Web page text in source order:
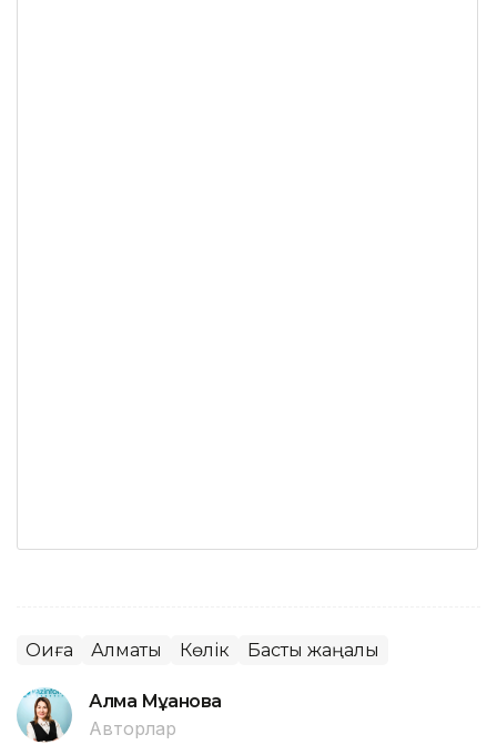
Оқиға Алматы Көлік Басты жаңалық
Алма Мұқанова
Авторлар